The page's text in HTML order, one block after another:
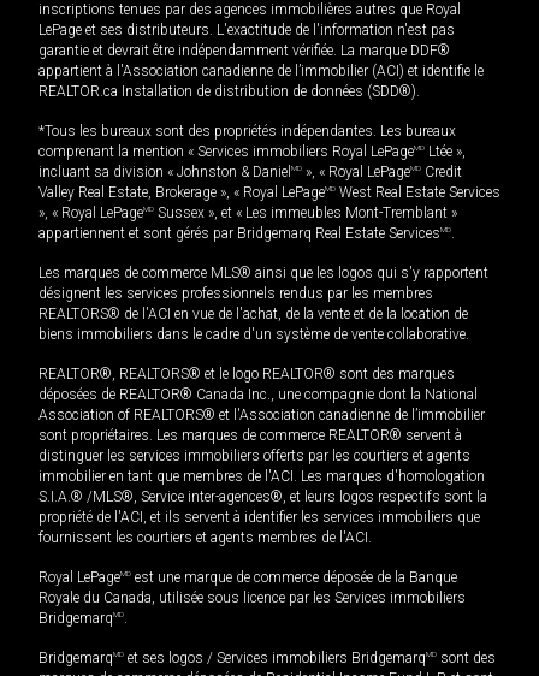
inscriptions tenues par des agences immobilières autres que Royal
LePage et ses distributeurs. L'exactitude de l'information n'est pas
garantie et devrait être indépendamment vérifiée. La marque DDF®
appartient à l'Association canadienne de l’immobilier (ACI) et identifie le
REALTOR.ca Installation de distribution de données (SDD®).
*Tous les bureaux sont des propriétés indépendantes. Les bureaux
comprenant la mention « Services immobiliers Royal LePageMD Ltée »,
incluant sa division « Johnston & Daniel MD », « Royal LePageMD Credit
Valley Real Estate, Brokerage », « Royal LePageMD West Real Estate Services
», « Royal LePageMD Sussex », et « Les immeubles Mont-Tremblant »
appartiennent et sont gérés par Bridgemarq Real Estate ServicesMD.
Les marques de commerce MLS® ainsi que les logos qui s'y rapportent
désignent les services professionnels rendus par les membres
REALTORS® de l'ACI en vue de l'achat, de la vente et de la location de
biens immobiliers dans le cadre d'un système de vente collaborative.
REALTOR®, REALTORS® et le logo REALTOR® sont des marques
déposées de REALTOR® Canada Inc., une compagnie dont la National
Association of REALTORS® et l'Association canadienne de l’immobilier
sont propriétaires. Les marques de commerce REALTOR® servent à
distinguer les services immobiliers offerts par les courtiers et agents
immobilier en tant que membres de l'ACI. Les marques d'homologation
S.I.A.® /MLS®, Service inter-agences®, et leurs logos respectifs sont la
propriété de l'ACI, et ils servent à identifier les services immobiliers que
fournissent les courtiers et agents membres de l'ACI.
Royal LePageMD est une marque de commerce déposée de la Banque
Royale du Canada, utilisée sous licence par les Services immobiliers
BridgemarqMD.
BridgemarqMD et ses logos / Services immobiliers BridgemarqMD sont des